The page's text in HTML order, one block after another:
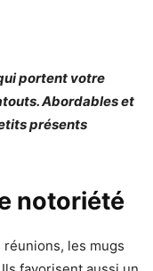
portent votre
Abordables et
présents
notoriété
les mugs